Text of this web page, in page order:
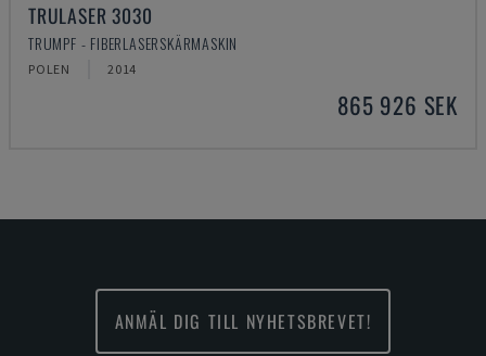
TRULASER 3030
TRUMPF - FIBERLASERSKÄRMASKIN
POLEN 2014
865 926 SEK
ANMÄL DIG TILL NYHETSBREVET!